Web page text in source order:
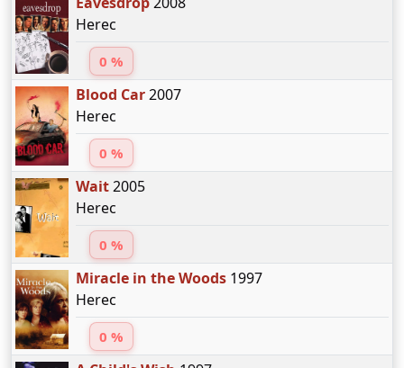
Herec
0 %
Blood Car2007
Herec
0 %
Wait2005
Herec
0 %
Miracle in the Woods1997
Herec
0 %